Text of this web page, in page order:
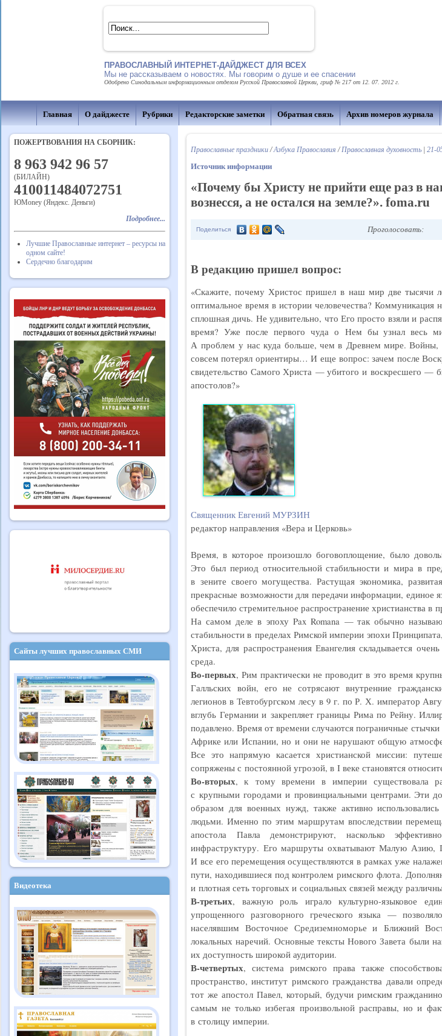
ПРАВОСЛАВНЫЙ ИНТЕРНЕТ-ДАЙДЖЕСТ ДЛЯ ВСЕХ
Мы не рассказываем о новостях. Мы говорим о душе и ее спасении
Одобрено Синодальным информационным отделом Русской Православной Церкви, гриф № 217 от 12. 07. 2012 г.
Главная О дайджесте Рубрики Редакторские заметки Обратная связь Архив номеров журнала
ПОЖЕРТВОВАНИЯ НА СБОРНИК:
8 963 942 96 57
(БИЛАЙН)
410011484072751
ЮMoney (Яндекс. Деньги)
Подробнее...
Лучшие Православные интернет – ресурсы на
одном сайте!
Сердечно благодарим
Сайты лучших православных СМИ
Видеотека
Православные праздники/Азбука Православия /Православная духовность 21-
Источник информации
«Почему бы Христу не прийти еще раз в
вознесся, а не остался на земле?». foma.ru
Поделиться Проголосовать:
В редакцию пришел вопрос:
«Скажите, почему Христос пришел в наш мир две тысячи
оптимальное время в истории человечества? Коммуникация
сплошная дичь. Не удивительно, что Его просто взяли и
время? Уже после первого чуда о Нем бы узнал весь
А проблем у нас куда больше, чем в Древнем мире. Войны,
совсем потерял ориентиры… И еще вопрос: зачем после
свидетельство Самого Христа — убитого и воскресшего —
апостолов?»
Священник Евгений МУРЗИН
редактор направления «Вера и Церковь»
Время, в которое произошло боговоплощение, было
Это был период относительной стабильности и мира в
в зените своего могущества. Растущая экономика,
прекрасные возможности для передачи информации, единое
обеспечило стремительное распространение христианства в
На самом деле в эпоху Pax Romana — так обычно
стабильности в пределах Римской империи эпохи
Христа, для распространения Евангелия складывается
среда.
Во-первых, Рим практически не проводит в это время
Галльских войн, его не сотрясают внутренние
легионов в Тевтобургском лесу в 9 г. по Р. Х. император
вглубь Германии и закрепляет границы Рима по Рейну.
подавлено. Время от времени случаются пограничные
Африке или Испании, но и они не нарушают общую
Все это напрямую касается христианской миссии:
сопряжены с постоянной угрозой, в I веке становятся
Во-вторых, к тому времени в империи существовала
с крупными городами и провинциальными центрами. Эти
образом для военных нужд, также активно
людьми. Именно по этим маршрутам впоследствии
апостола Павла демонстрируют, насколько
инфраструктуру. Его маршруты охватывают Малую Азию,
И все его перемещения осуществляются в рамках уже
пути, находившиеся под контролем римского флота.
и плотная сеть торговых и социальных связей между
В-третьих, важную роль играло культурно-языковое
упрощенного разговорного греческого языка —
населявшим Восточное Средиземноморье и Ближний
локальных наречий. Основные тексты Нового Завета были
их доступность широкой аудитории.
В-четвертых, система римского права также
пространство, институт римского гражданства давали
тот же апостол Павел, который, будучи римским
самым не только избегая произвольной расправы, но и
в столицу империи.